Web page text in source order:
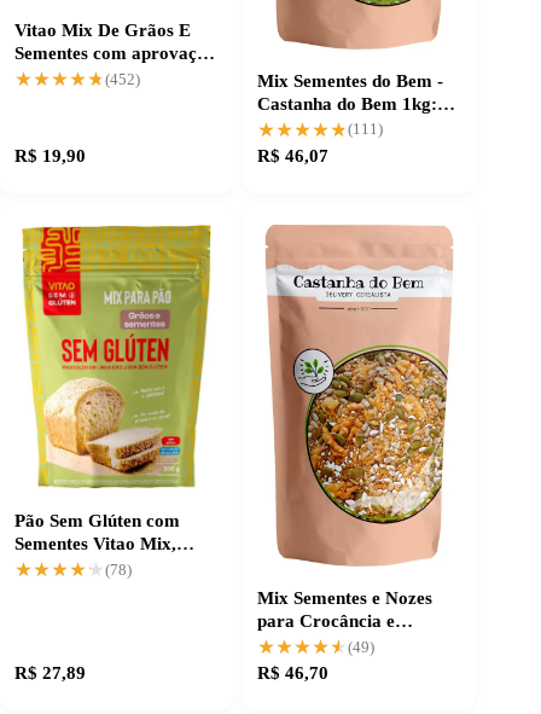
Vitao Mix De Grãos E
Sementes com aprovação
de milhares
★★★★★
★★★★★ (452)
R$ 19,90
Mix Sementes do Bem -
Castanha do Bem 1kg:
Nutrição que Faz a
Diferença
★★★★★
★★★★★(111)
R$ 46,07
Pão Sem Glúten com
Sementes Vitao Mix,
sabor e textura
★★★★★
★★★★★ (78)
R$ 27,89
Mix Sementes e Nozes
para Crocância e
Nutrientes Essenciais
★★★★★
★★★★★(49)
R$ 46,70